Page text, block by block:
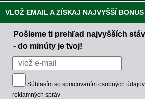
VLOŽ EMAIL A ZÍSKAJ NAJVYŠŠÍ BONUS
Pošleme ti prehľad najvyšších
- do minúty je tvoj!
Súhlasím so spracovaním osobných údajov
reklamných správ